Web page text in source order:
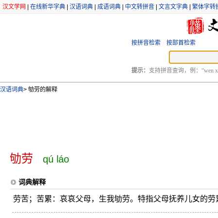
汉文学网 在线新华字典 汉语词典 成语词典 中文转拼音 文言文字典 繁体字转
按拼音检索 按部首检索
提示： 支持拼音查询，例：“wen
汉语词典> 劬劳的解释
劬劳 qú láo
词典解释
劳苦；苦累：哀哀父母，生我劬劳。特指父母抚养儿女的